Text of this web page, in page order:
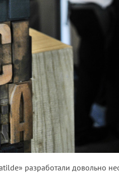
разработали довольно